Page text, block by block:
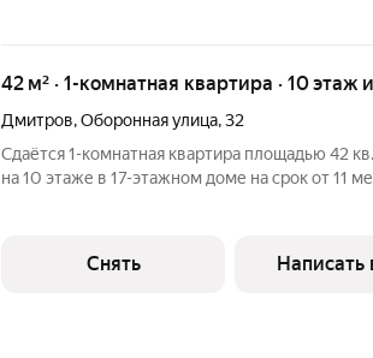
42 м² · 1-комнатная квартира · 10 этаж
Дмитров,Оборонная улица,32
Сдаётся 1-комнатная квартира площадью 42
на 10 этаже в 17-этажном доме на срок от 11
Снять Написать